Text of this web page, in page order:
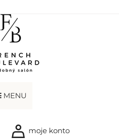
MENU
moje konto